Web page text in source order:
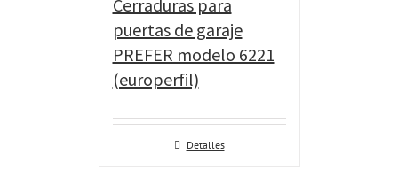
Cerraduras para
puertas de garaje
PREFER modelo 6221
(europerfil)
Detalles